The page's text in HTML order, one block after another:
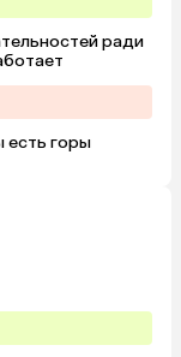
ради
есть горы